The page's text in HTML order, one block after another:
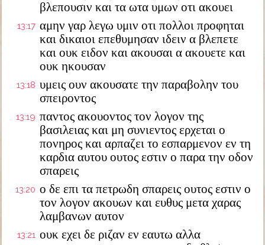
βλεπουσιν και τα ωτα υμων οτι ακουει
13:17 αμην γαρ λεγω υμιν οτι πολλοι προφηται
και δικαιοι επεθυμησαν ιδειν α βλεπετε
και ουκ ειδον και ακουσαι α ακουετε και
ουκ ηκουσαν
13:18 υμεις ουν ακουσατε την παραβολην του
σπειροντος
13:19 παντος ακουοντος τον λογον της
βασιλειας και μη συνιεντος ερχεται ο
πονηρος και αρπαζει το εσπαρμενον εν τη
καρδια αυτου ουτος εστιν ο παρα την οδον
σπαρεις
13:20 ο δε επι τα πετρωδη σπαρεις ουτος εστιν ο
τον λογον ακουων και ευθυς μετα χαρας
λαμβανων αυτον
13:21 ουκ εχει δε ριζαν εν εαυτω αλλα